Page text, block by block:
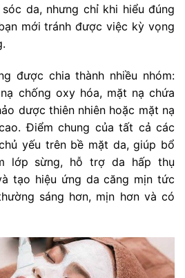
da, nhưng chỉ khi hiểu đúng
mới tránh được việc kỳ vọng
được chia thành nhiều nhóm:
chống oxy hóa, mặt nạ chứa
dược thiên nhiên hoặc mặt nạ
Điểm chung của tất cả các
yếu trên bề mặt da, giúp bổ
lớp sừng, hỗ trợ da hấp thụ
tạo hiệu ứng da căng mịn tức
sáng hơn, mịn hơn và có